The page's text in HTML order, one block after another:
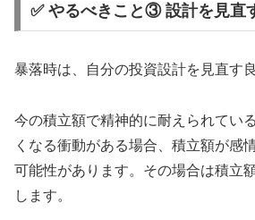
✅ やるべきこと③ 設計を見直
暴落時は、自分の投資設計を見直す
今の積立額で精神的に耐えられてい
くなる衝動がある場合、積立額が感
可能性があります。その場合は積立
します。